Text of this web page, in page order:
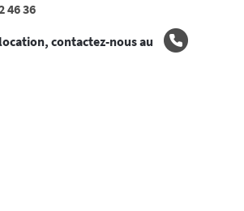
46 36
contactez-nous au